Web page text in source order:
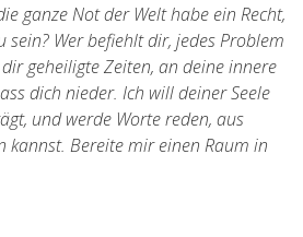
ganze Not der Welt habe ein Recht,
sein? Wer befiehlt dir, jedes Problem
dir geheiligte Zeiten, an deine innere
dich nieder. Ich will deiner Seele
und werde Worte reden, aus
kannst. Bereite mir einen Raum in